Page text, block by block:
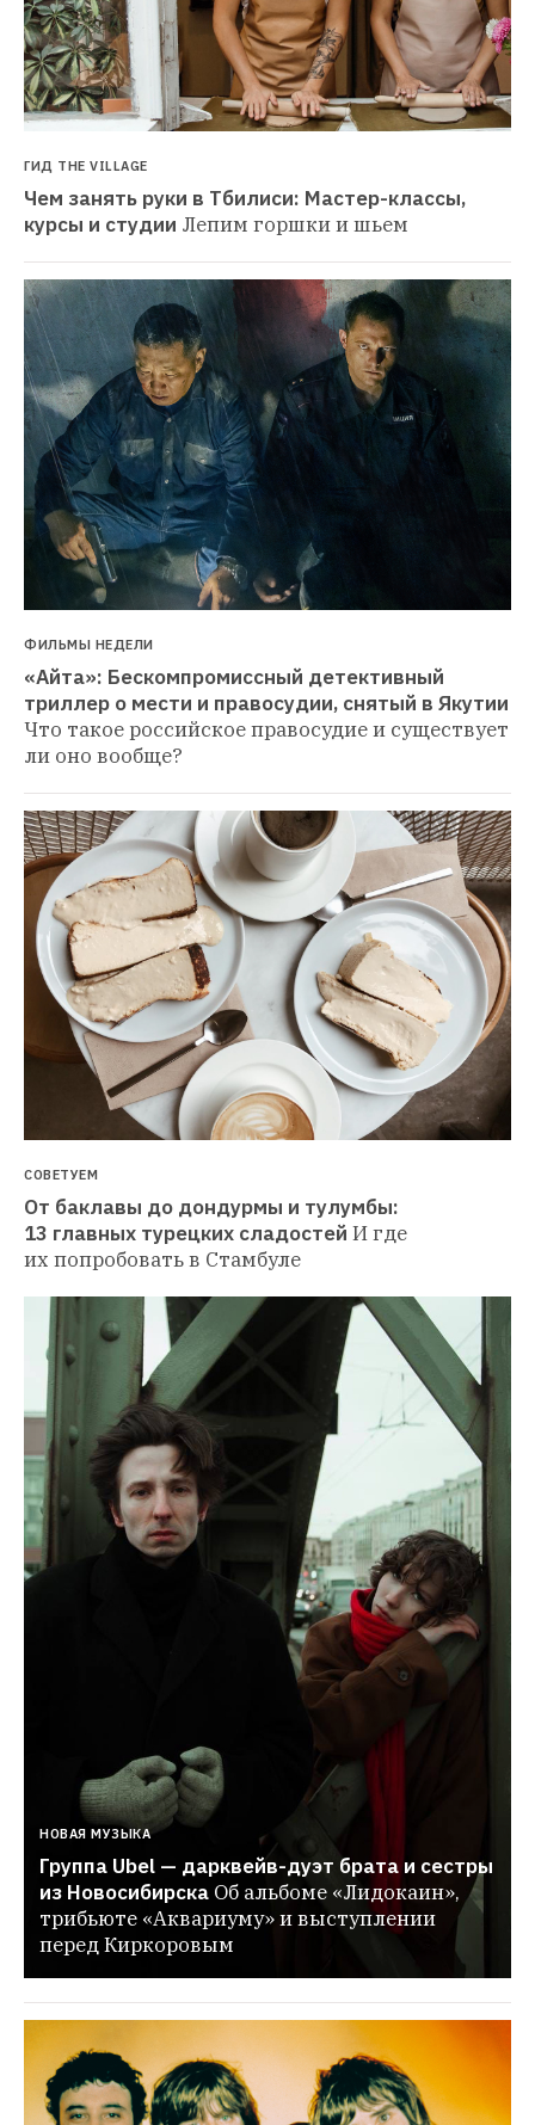
ГИД THE VILLAGE
Чем занять руки в Тбилиси: Мастер-классы,
курсы и студии Лепим горшки и шьем
ФИЛЬМЫ НЕДЕЛИ
«Айта»: Бескомпромиссный детективный
триллер о мести и правосудии, снятый в Якутии
Что такое российское правосудие и существует
ли оно вообще?
СОВЕТУЕМ
От баклавы до дондурмы и тулумбы:
13 главных турецких сладостей И где
их попробовать в Стамбуле
НОВАЯ МУЗЫКА
Группа Ubel — дарквейв-дуэт брата и сестры
из Новосибирска Об альбоме «Лидокаин»,
трибьюте «Аквариуму» и выступлении
перед Киркоровым